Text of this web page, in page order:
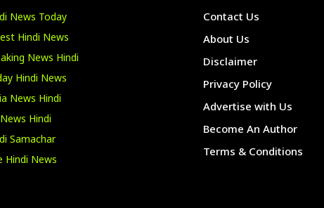
News Today
Hindi News
News Hindi
Hindi News
News Hindi
Hindi
Samachar
Hindi News
Contact Us
About Us
Disclaimer
Privacy Policy
Advertise with Us
Become An Author
Terms & Conditions